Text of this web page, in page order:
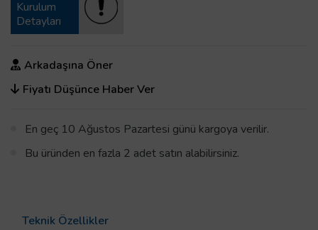
Kurulum
Detayları
Arkadaşına Öner
Fiyatı Düşünce Haber Ver
En geç 10 Ağustos Pazartesi günü kargoya verilir.
Bu üründen en fazla 2 adet satın alabilirsiniz.
Teknik Özellikler